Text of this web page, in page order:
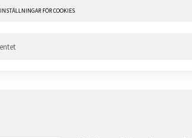
INSTÄLLNINGAR FÖR COOKIES